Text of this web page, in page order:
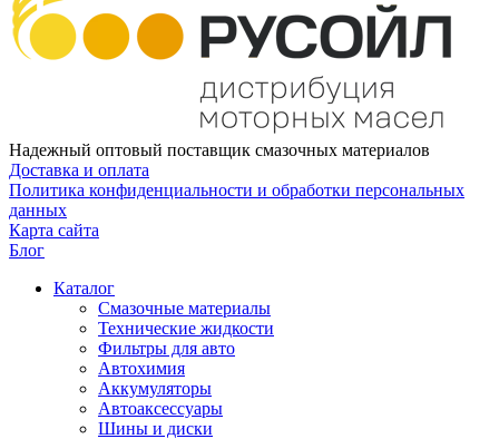
Надежный оптовый поставщик смазочных материалов
Доставка и оплата
Политика конфиденциальности и обработки персональных
данных
Карта сайта
Блог
Каталог
Смазочные материалы
Технические жидкости
Фильтры для авто
Автохимия
Аккумуляторы
Автоаксессуары
Шины и диски